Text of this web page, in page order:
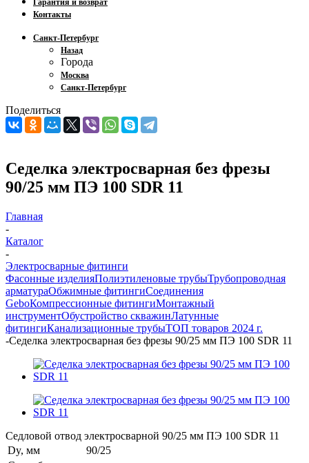
Гарантия и возврат
Контакты
Санкт-Петербург
Назад
Города
Москва
Санкт-Петербург
Поделиться
Седелка электросварная без фрезы
90/25 мм ПЭ 100 SDR 11
Главная
-
Каталог
-
Электросварные фитинги
Фасонные изделияПолиэтиленовые трубыТрубопроводная
арматураОбжимные фитингиСоединения
GeboКомпрессионные фитингиМонтажный
инструментОбустройство скважинЛатунные
фитингиКанализационные трубыТОП товаров 2024 г.
-Седелка электросварная без фрезы 90/25 мм ПЭ 100 SDR 11
Седловой отвод электросварной 90/25 мм ПЭ 100 SDR 11
Dy, мм
90/25